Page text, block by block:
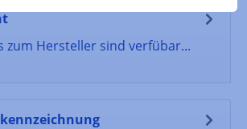
zum Hersteller sind verfübar...